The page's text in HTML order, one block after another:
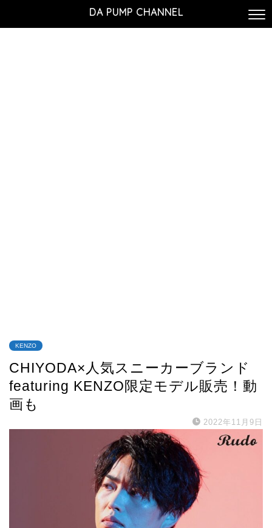
DA PUMP CHANNEL
KENZO
CHIYODA×人気スニーカーブランド
featuring KENZO限定モデル販売！動
画も
2022年11月9日